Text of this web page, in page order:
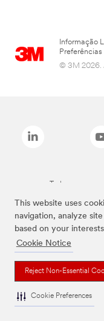
This website uses
navigation, analyze
based on your
Cookie Notice
Reject Non-Essential
Cookie Preferences
Informação
© 3M 2026.
Todas as